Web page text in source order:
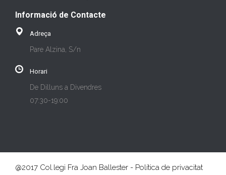
Informació de Contacte
Adreça
Pare Alzina, S/n
Horari
De Dilluns a Divendres
07:30-19:00
@2017 Col.legi Fra Joan Ballester - Política de privacitat